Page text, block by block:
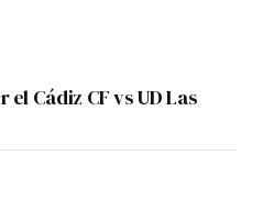
Cádiz CF vs UD Las